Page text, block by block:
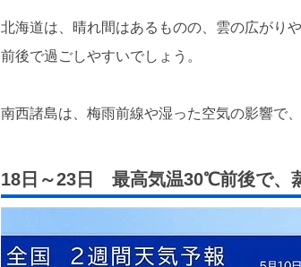
北海道は、晴れ間はあるものの、雲の広がり
前後で過ごしやすいでしょう。
南西諸島は、梅雨前線や湿った空気の影響で
18日～23日 最高気温30℃前後で、